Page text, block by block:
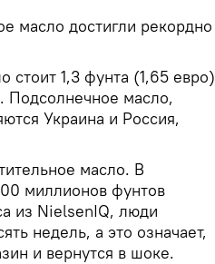
масло достигли рекордно
стоит 1,3 фунта (1,65 евро)
Подсолнечное масло,
Украина и Россия,
масло. В
миллионов фунтов
из NielsenIQ, люди
недель, а это означает,
и вернутся в шоке.